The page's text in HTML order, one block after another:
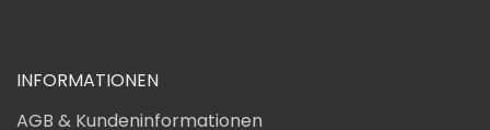
INFORMATIONEN
AGB & Kundeninformationen